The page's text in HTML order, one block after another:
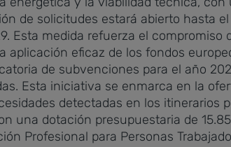
de solicitudes estará abierto hasta
Esta medida refuerza el compromiso
aplicación eficaz de los fondos
de subvenciones para el año
Esta iniciativa se enmarca en la
detectadas en los
una dotación presupuestaria de
Profesional para Personas